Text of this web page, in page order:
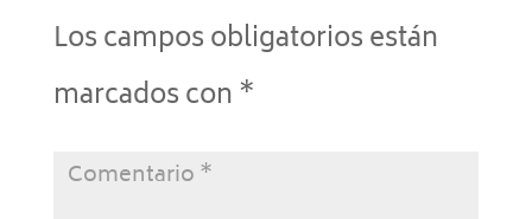
Los campos obligatorios están
marcados con*